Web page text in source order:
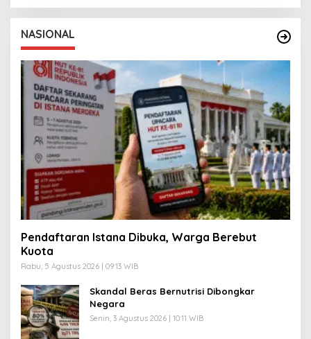
NASIONAL
Pendaftaran Istana Dibuka, Warga Berebut
Kuota
Rabu, 5 Agustus 2026 | 09:13 WIB
Skandal Beras Bernutrisi Dibongkar
Negara
Senin, 3 Agustus 2026 | 10:11 WIB